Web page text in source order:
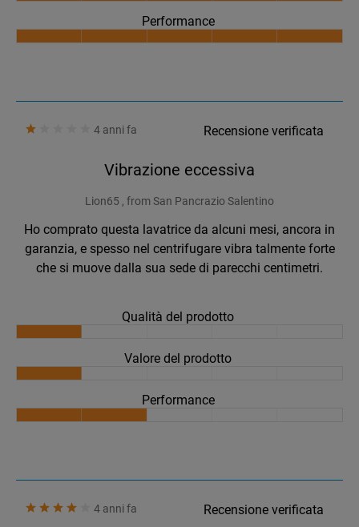
Performance
4 anni fa Recensione verificata
Vibrazione eccessiva
Lion65 , from San Pancrazio Salentino
Ho comprato questa lavatrice da alcuni mesi, ancora in
garanzia, e spesso nel centrifugare vibra talmente forte
che si muove dalla sua sede di parecchi centimetri.
Qualità del prodotto
Valore del prodotto
Performance
4 anni fa Recensione verificata